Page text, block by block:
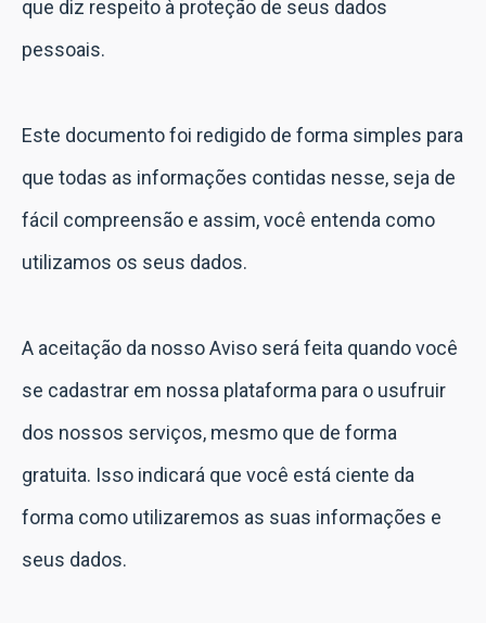
que diz respeito à proteção de seus dados
pessoais.
Este documento foi redigido de forma simples para
que todas as informações contidas nesse, seja de
fácil compreensão e assim, você entenda como
utilizamos os seus dados.
A aceitação da nosso Aviso será feita quando você
se cadastrar em nossa plataforma para o usufruir
dos nossos serviços, mesmo que de forma
gratuita. Isso indicará que você está ciente da
forma como utilizaremos as suas informações e
seus dados.